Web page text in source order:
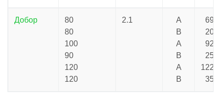
Добор
80
80
100
90
120
120
2.1
A
B
A
B
A
B